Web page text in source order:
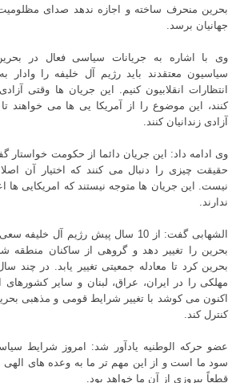
بحرین منحرف ساخته و اجازه ندهد صدای
جهانیان برسد.
وی با اشاره به جریانات سیاسی فعال در
سیاسیون معتقدند باید رژیم آل خلیفه را وادار
انتظارات انقلابیون کنیم. این جریان ها وقتی
کنند، این موضوع را از آمریکا یی ها می خواهند
آزادی زندانیان کنند.
وی ادامه داد: این جریان دائما از حکومت خواستار
حقیقت چیزی را دنبال می کنند که اختیار آن
نیست. این جریان ها متوجه نیستند که امریکایی ها
ندارند.
الشهابی گفت: از 10 سال پیش رژیم آل
بحرین را تغییر دهد و گروهی از ساکنان منطقه
بحرین کرد تا معادله جمعیتی تغییر یابد. در چند
مهلکی را در ایران، عراق، لبنان و سایر
اکنون می کوشد با تغییر شرایط قومی و مذهبی
کنترل کند.
عضو حرکه الوطنیه یادآور شد: امروز شرایط
سود ما است و از این مهم تر ما به وعده های الهی
قطعاً پیروزی از آن ما خواهد بود.